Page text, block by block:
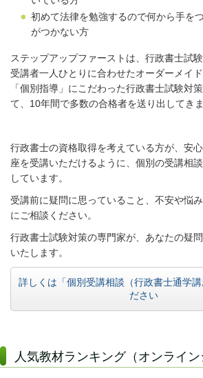
初めて法律を勉強するので何から手を
がつかない方
ステップアップファーストは、行政書士試
受講者一人ひとりに合わせたオーダーメイ
「個別指導」にこだわった行政書士試験対
て、10年間で多数の合格者を送り出してきま
行政書士の資格取得を考えている方が、安
座を受講いただけるように、個別の受講相
しています。
受講前に疑問に思っていること、不安や悩
にご相談ください。
行政書士試験対策の専門家が、あなたの疑
いたします。
詳しくは「個別受講相談（行政書士通学講
ださい
人気教材ランキング（オンライン